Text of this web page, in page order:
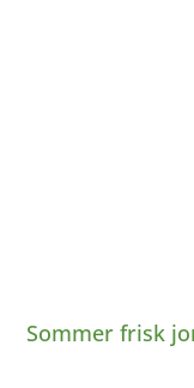
Sommer frisk